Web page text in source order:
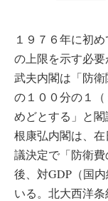
１９７６年に初
の上限を示す必
武夫内閣は「防衛
の１００分の１
めどとする」と
根康弘内閣は、
議決定で「防衛
後、対GDP（国
いる。北大西洋